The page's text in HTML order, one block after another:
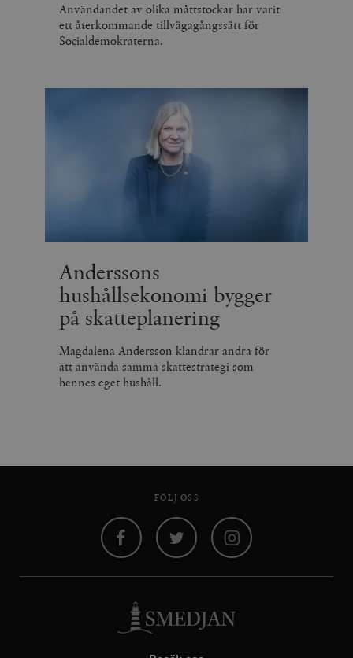
Användandet av olika måttstockar har varit
ett återkommande tillvägagångssätt för
Socialdemokraterna.
Anderssons
hushållsekonomi bygger
på skatteplanering
Magdalena Andersson klandrar andra för
att använda samma skattestrategi som
hennes eget hushåll.
FÖLJ OSS